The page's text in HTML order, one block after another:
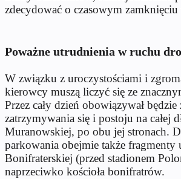
zdecydować o czasowym zamknięciu
Poważne utrudnienia w ruchu
W związku z uroczystościami i
kierowcy muszą liczyć się ze
Przez cały dzień obowiązywał będzie
zatrzymywania się i postoju na całej
Muranowskiej, po obu jej stronach.
parkowania obejmie także fragmenty
Bonifraterskiej (przed stadionem
naprzeciwko kościoła bonifratrów.